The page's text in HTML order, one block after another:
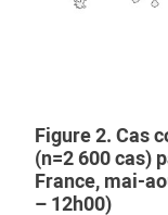
Figure 2. Cas
(n=2 600 cas)
France, mai-
– 12h00)